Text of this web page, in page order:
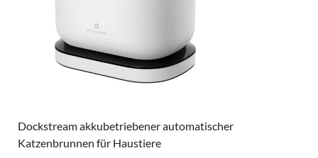
Dockstream akkubetriebener automatischer
Katzenbrunnen für Haustiere